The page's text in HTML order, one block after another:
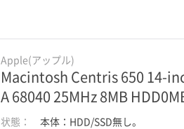
Apple(アップル)
Macintosh Centris 650 14-
A 68040 25MHz 8MB
状態：
本体：HDD/SSD無し。